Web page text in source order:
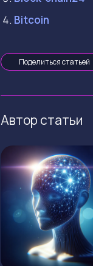
Bitcoin
Поделиться статьей
Автор статьи